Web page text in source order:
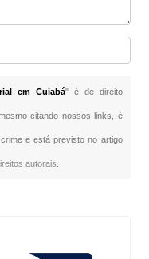
em Cuiabá" é de direito
citando nossos links, é
e está previsto no artigo
autorais